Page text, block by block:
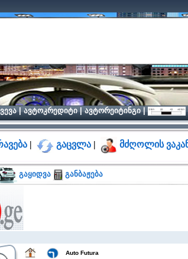
|ავტოკრედიტი|ავტორეიტინგი|
| გაცვლა | მძღოლის
გაყიდვა განბაჟება
Auto Futura